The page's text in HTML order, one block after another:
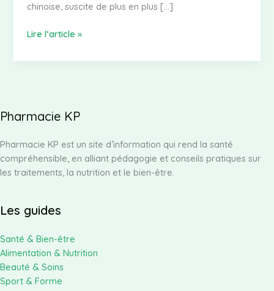
chinoise, suscite de plus en plus […]
Maigrir
à
méthode
à
découvrir
Lire l’article »
Pharmacie KP
Pharmacie KP est un site d’information qui rend la santé
compréhensible, en alliant pédagogie et conseils pratiques sur
les traitements, la nutrition et le bien-être.
Les guides
Santé & Bien-être
Alimentation & Nutrition
Beauté & Soins
Sport & Forme